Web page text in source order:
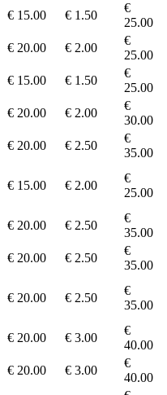
€ 15.00 € 1.50
€
25.00
€ 20.00 € 2.00
€
25.00
€ 15.00 € 1.50
€
25.00
€ 20.00 € 2.00
€
30.00
€ 20.00 € 2.50
€
35.00
€ 15.00 € 2.00
€
25.00
€ 20.00 € 2.50
€
35.00
€ 20.00 € 2.50
€
35.00
€ 20.00 € 2.50
€
35.00
€ 20.00 € 3.00
€
40.00
€ 20.00 € 3.00
€
40.00